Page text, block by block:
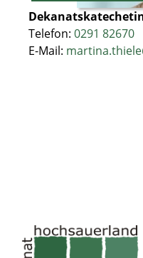
Telefon: 0291 82670
E-Mail: